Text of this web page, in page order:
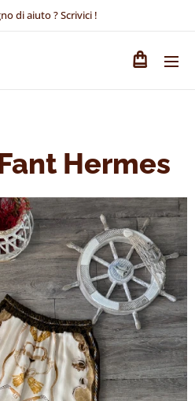
di aiuto ? Scrivici !
Hermes